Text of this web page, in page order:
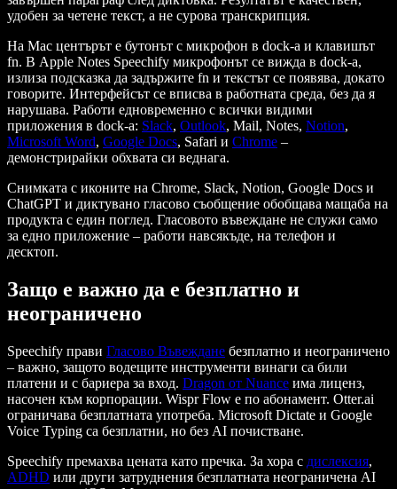
удобен за четене текст, а не сурова транскрипция.
На Mac центърът е бутонът с микрофон в dock-а и клавишът
fn. В Apple Notes Speechify микрофонът се вижда в dock-а,
излиза подсказка да задържите fn и текстът се появява, докато
говорите. Интерфейсът се вписва в работната среда, без да я
нарушава. Работи едновременно с всички видими
приложения в dock-а: Slack, Outlook, Mail, Notes, Notion,
Microsoft Word, Google Docs, Safari и Chrome –
демонстрирайки обхвата си веднага.
Снимката с иконите на Chrome, Slack, Notion, Google Docs и
ChatGPT и диктувано гласово съобщение обобщава мащаба на
продукта с един поглед. Гласовото въвеждане не служи само
за едно приложение – работи навсякъде, на телефон и
десктоп.
Защо е важно да е безплатно и
неограничено
Speechify прави Гласово Въвеждане безплатно и неограничено
– важно, защото водещите инструменти винаги са били
платени и с бариера за вход. Dragon от Nuance има лиценз,
насочен към корпорации. Wispr Flow е по абонамент. Otter.ai
ограничава безплатната употреба. Microsoft Dictate и Google
Voice Typing са безплатни, но без AI почистване.
Speechify премахва цената като пречка. За хора с дислексия,
ADHD или други затруднения безплатната неограничена AI